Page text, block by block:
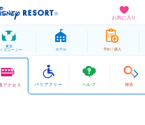
お気に入り
東京
ズニーシー ホテル 予約 / 購入
アクセス バリアフリー ヘルプ 検索